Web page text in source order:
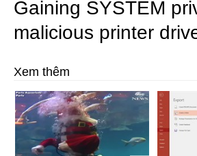
Gaining SYSTEM
malicious printer
Xem thêm